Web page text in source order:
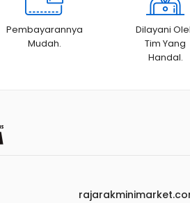
Pembayarannya
Mudah.
Dilayani
Tim Yang
Handal.